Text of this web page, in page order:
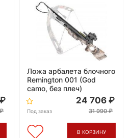
Ложа арбалета блочного
Remington 001 (God
camo, без плеч)
Под заказ
24 706
31 990
В КОРЗИНУ